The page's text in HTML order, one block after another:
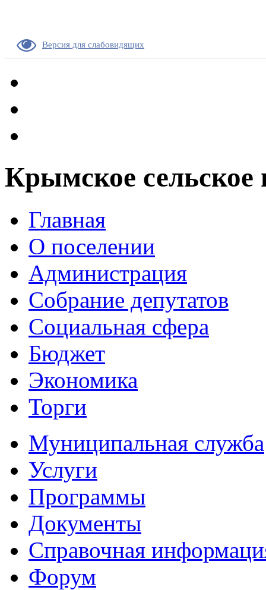
Версия для слабовидящих
Крымское сельское
Главная
О поселении
Администрация
Собрание депутатов
Социальная сфера
Бюджет
Экономика
Торги
Муниципальная служба
Услуги
Программы
Документы
Справочная
Форум